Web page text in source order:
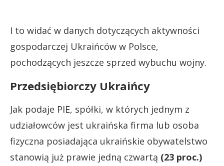
I to widać w danych dotyczących aktywności
gospodarczej Ukraińców w Polsce,
pochodzących jeszcze sprzed wybuchu wojny.
Przedsiębiorczy Ukraińcy
Jak podaje PIE, spółki, w których jednym z
udziałowców jest ukraińska firma lub osoba
fizyczna posiadająca ukraińskie obywatelstwo
stanowią już prawie jedną czwartą (23 proc.)